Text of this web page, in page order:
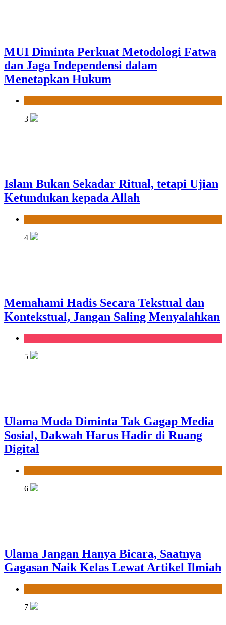
MUI Diminta Perkuat Metodologi Fatwa
dan Jaga Independensi dalam
Menetapkan Hukum
3
Islam Bukan Sekadar Ritual, tetapi Ujian
Ketundukan kepada Allah
4
Memahami Hadis Secara Tekstual dan
Kontekstual, Jangan Saling Menyalahkan
5
Ulama Muda Diminta Tak Gagap Media
Sosial, Dakwah Harus Hadir di Ruang
Digital
6
Ulama Jangan Hanya Bicara, Saatnya
Gagasan Naik Kelas Lewat Artikel Ilmiah
7